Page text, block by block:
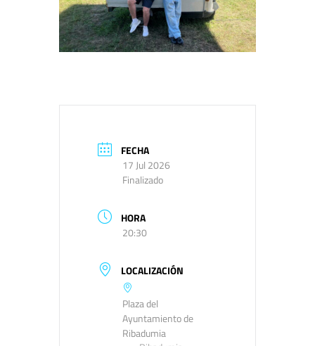
FECHA
17 Jul 2026
Finalizado
HORA
20:30
LOCALIZACIÓN
Plaza del
Ayuntamiento de
Ribadumia